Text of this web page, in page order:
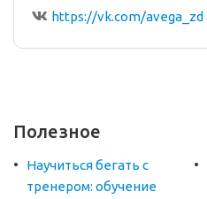
https://vk.com/avega_zd
Полезное
Научиться бегать с
тренером: обучение